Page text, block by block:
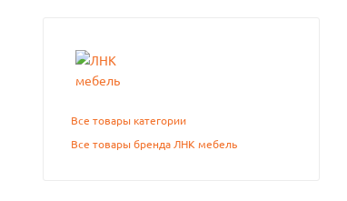
Все товары категории
Все товары бренда ЛНК мебель